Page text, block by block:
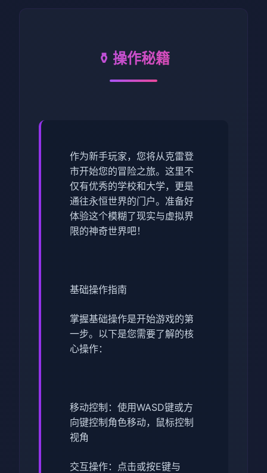
⚱️ 操作秘籍
作为新手玩家，您将从克雷登
市开始您的冒险之旅。这里不
仅有优秀的学校和大学，更是
通往永恒世界的门户。准备好
体验这个模糊了现实与虚拟界
限的神奇世界吧！
基础操作指南
掌握基础操作是开始游戏的第
一步。以下是您需要了解的核
心操作：
移动控制：使用WASD键或方
向键控制角色移动，鼠标控制
视角
交互操作：点击或按E键与